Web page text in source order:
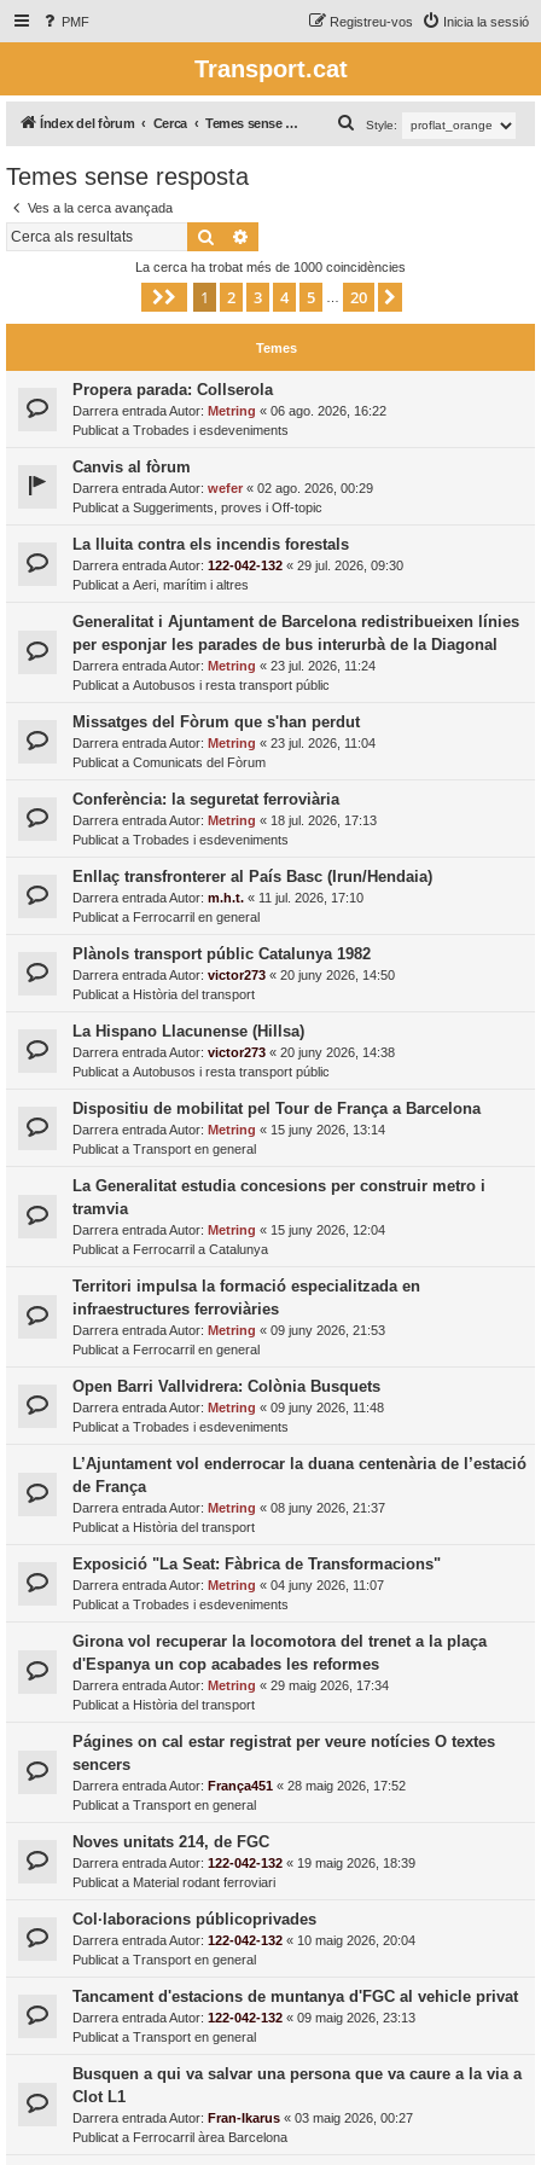
PMF Inicia la sessió
Registreu-vos
Transport.cat
Índex del fòrum Cerca Temes sense resposta Style:
e
Temes sense resposta
Ves a la cerca avançada
Cerca
La cerca ha trobat més de 1000 coincidències
Pàgina de 20
1 2 3 4 5 20
Temes
Propera parada: Collserola
Darrera entrada Autor: Metring « 06 ago. 2026, 16:22
Publicat a Trobades i esdeveniments
Canvis al fòrum
Darrera entrada Autor: wefer « 02 ago. 2026, 00:29
Publicat a Suggeriments, proves i Off-topic
La lluita contra els incendis forestals
Darrera entrada Autor: 122-042-132 « 29 jul. 2026, 09:30
Publicat a Aeri, marítim i altres
Generalitat i Ajuntament de Barcelona redistribueixen línies
per esponjar les parades de bus interurbà de la Diagonal
Darrera entrada Autor: Metring « 23 jul. 2026, 11:24
Publicat a Autobusos i resta transport públic
Missatges del Fòrum que s'han perdut
Darrera entrada Autor: Metring « 23 jul. 2026, 11:04
Publicat a Comunicats del Fòrum
Conferència: la seguretat ferroviària
Darrera entrada Autor: Metring « 18 jul. 2026, 17:13
Publicat a Trobades i esdeveniments
Enllaç transfronterer al País Basc (Irun/Hendaia)
Darrera entrada Autor: m.h.t. « 11 jul. 2026, 17:10
Publicat a Ferrocarril en general
Plànols transport públic Catalunya 1982
Darrera entrada Autor: victor273 « 20 juny 2026, 14:50
Publicat a Història del transport
La Hispano Llacunense (Hillsa)
Darrera entrada Autor: victor273 « 20 juny 2026, 14:38
Publicat a Autobusos i resta transport públic
Dispositiu de mobilitat pel Tour de França a Barcelona
Darrera entrada Autor: Metring « 15 juny 2026, 13:14
Publicat a Transport en general
La Generalitat estudia concesions per construir metro i
tramvia
Darrera entrada Autor: Metring « 15 juny 2026, 12:04
Publicat a Ferrocarril a Catalunya
Territori impulsa la formació especialitzada en
infraestructures ferroviàries
Darrera entrada Autor: Metring « 09 juny 2026, 21:53
Publicat a Ferrocarril en general
Open Barri Vallvidrera: Colònia Busquets
Darrera entrada Autor: Metring « 09 juny 2026, 11:48
Publicat a Trobades i esdeveniments
L’Ajuntament vol enderrocar la duana centenària de l’estació
de França
Darrera entrada Autor: Metring « 08 juny 2026, 21:37
Publicat a Història del transport
Exposició "La Seat: Fàbrica de Transformacions"
Darrera entrada Autor: Metring « 04 juny 2026, 11:07
Publicat a Trobades i esdeveniments
Girona vol recuperar la locomotora del trenet a la plaça
d'Espanya un cop acabades les reformes
Darrera entrada Autor: Metring « 29 maig 2026, 17:34
Publicat a Història del transport
Págines on cal estar registrat per veure notícies O textes
sencers
Darrera entrada Autor: França451 « 28 maig 2026, 17:52
Publicat a Transport en general
Noves unitats 214, de FGC
Darrera entrada Autor: 122-042-132 « 19 maig 2026, 18:39
Publicat a Material rodant ferroviari
Col·laboracions públicoprivades
Darrera entrada Autor: 122-042-132 « 10 maig 2026, 20:04
Publicat a Transport en general
Tancament d'estacions de muntanya d'FGC al vehicle privat
Darrera entrada Autor: 122-042-132 « 09 maig 2026, 23:13
Publicat a Transport en general
Busquen a qui va salvar una persona que va caure a la via a
Clot L1
Darrera entrada Autor: Fran-Ikarus « 03 maig 2026, 00:27
Publicat a Ferrocarril àrea Barcelona